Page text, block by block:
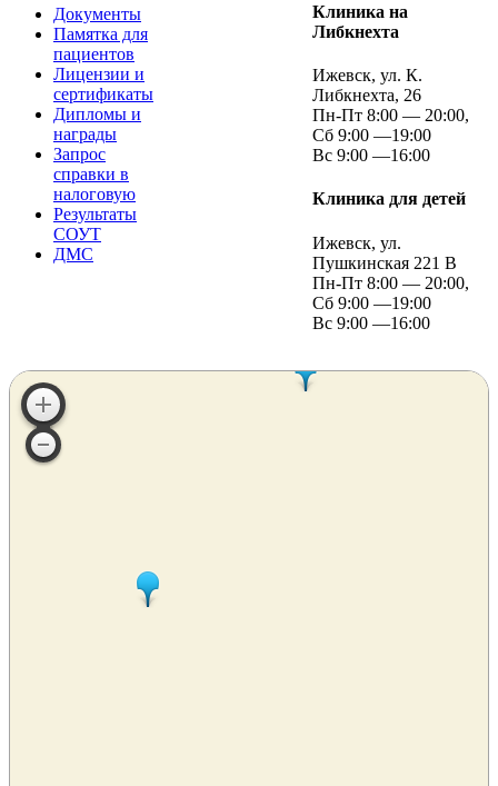
Документы
Памятка для
пациентов
Лицензии и
сертификаты
Дипломы и
награды
Запрос
справки в
налоговую
Результаты
СОУТ
ДМС
Клиника на
Либкнехта
Ижевск, ул. К.
Либкнехта, 26
Пн-Пт 8:00 — 20:00,
Сб 9:00 —19:00
Вс 9:00 —16:00
Клиника для детей
Ижевск, ул.
Пушкинская 221 В
Пн-Пт 8:00 — 20:00,
Сб 9:00 —19:00
Вс 9:00 —16:00